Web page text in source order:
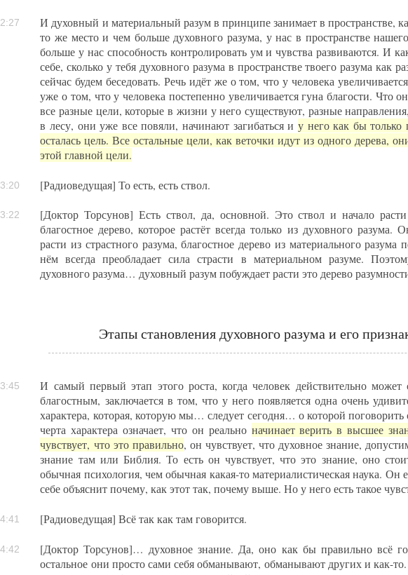
И духовный и материальный разум в принципе занимает в пространстве,
то же место и чем больше духовного разума, у нас в пространстве
больше у нас способность контролировать ум и чувства развиваются. И
себе, сколько у тебя духовного разума в пространстве твоего разума как
сейчас будем беседовать. Речь идёт же о том, что у человека
уже о том, что у человека постепенно увеличивается гуна благости. Что
все разные цели, которые в жизни у него существуют, разные
в лесу, они уже все повяли, начинают загибаться и у него как бы только
осталась цель. Все остальные цели, как веточки идут из одного дерева,
этой главной цели.
[Радиоведущая] То есть, есть ствол.
[Доктор Торсунов] Есть ствол, да, основной. Это ствол и начало
благостное дерево, которое растёт всегда только из духовного разума.
расти из страстного разума, благостное дерево из материального разума
нём всегда преобладает сила страсти в материальном разуме.
духовного разума… духовный разум побуждает расти это дерево
Этапы становления духовного разума и его
И самый первый этап этого роста, когда человек действительно может
благостным, заключается в том, что у него появляется одна очень
характера, которая, которую мы… следует сегодня… о которой поговорить
черта характера означает, что он реально начинает верить в высшее
чувствует, что это правильно, он чувствует, что духовное знание,
знание там или Библия. То есть он чувствует, что это знание, оно
обычная психология, чем обычная какая-то материалистическая наука. Он
себе объяснит почему, как этот так, почему выше. Но у него есть такое
[Радиоведущая] Всё так как там говорится.
[Доктор Торсунов]… духовное знание. Да, оно как бы правильно всё
остальное они просто сами себя обманывают, обманывают других и как-